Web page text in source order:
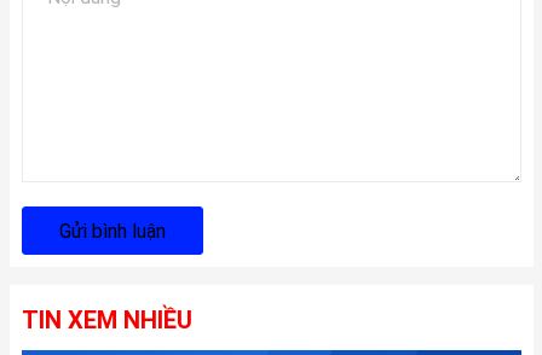
Gửi bình luận
TIN XEM NHIỀU